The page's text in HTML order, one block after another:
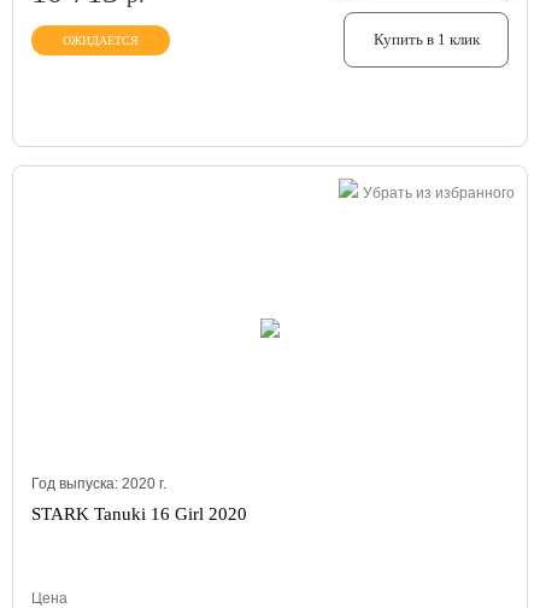
ОЖИДАЕТСЯ Купить в 1 клик
Убрать из избранного
Год выпуска: 2020 г.
STARK Tanuki 16 Girl 2020
Цена